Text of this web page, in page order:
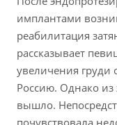
имплантами
реабилитация
рассказывает
увеличения груди
Россию. Однако из
вышло.